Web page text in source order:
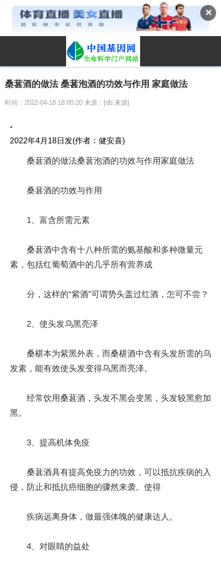
✕
桑葚酒的做法 桑葚泡酒的功效与作用 家庭做法
时间：2022-04-18 18:00:20 来源：[db:来源]
-
2022年4月18日发(作者：健安喜)
桑葚酒的做法桑葚泡酒的功效与作用家庭做法
桑葚酒的功效与作用
1、富含所需元素
桑葚酒中含有十八种所需的氨基酸和多种微量元
素，包括红葡萄酒中的几乎所有营养成
分，这样的“紫酒”可谓势头盖过红酒，怎可不尝？
2、使头发乌黑亮泽
桑椹本为紫黑外表，而桑椹酒中含有头发所需的乌
发素，能有效使头发变得乌黑而亮泽。
经常饮用桑葚酒，头发不黑会变黑，头发较黑愈加
黑。
3、提高机体免疫
桑葚酒具有提高免疫力的功效，可以抵抗疾病的入
侵，防止和抵抗癌细胞的骤然来袭。使得
疾病远离身体，做最强体魄的健康达人。
4、对眼睛的益处